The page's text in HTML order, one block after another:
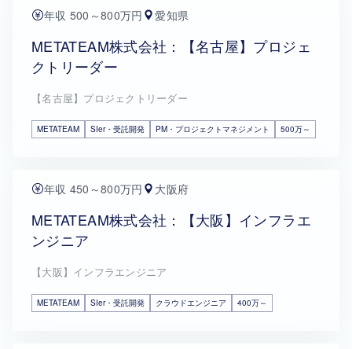
年収 500～800万円 愛知県
METATEAM株式会社：【名古屋】プロジェ
クトリーダー
【名古屋】プロジェクトリーダー
METATEAM SIer・受託開発 PM・プロジェクトマネジメント 500万～
年収 450～800万円 大阪府
METATEAM株式会社：【大阪】インフラエ
ンジニア
【大阪】インフラエンジニア
METATEAM SIer・受託開発 クラウドエンジニア 400万～